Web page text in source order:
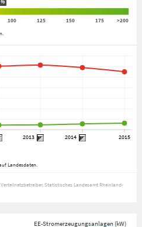
%
100 125 150 175
>200
Landesdaten.
Verteilnetzbetreiber Statistisches Landesamt Rheinland-
EE-Stromerzeugungsanlagen (kW)